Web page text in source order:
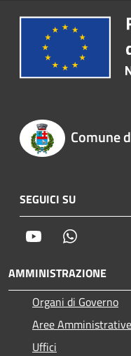
Comune
SEGUICI SU
Youtube
AMMINISTRAZIONE
Organi di Governo
Aree Amministrative
Uffici